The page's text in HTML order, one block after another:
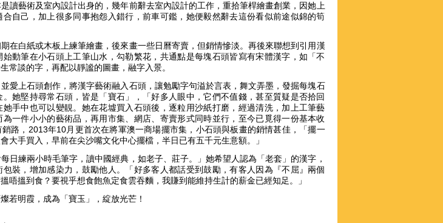
讀藝術及室內設計出身的，幾年前辭去室內設計的工作，重拾筆桿繪畫創業，因她上
自己，加上很多同事抱怨入錯行，前車可鑑，她便毅然辭去這份看似前途似錦的筍
在白紙或木板上練筆繪畫，後來畫一些日曆寄賣，但銷情慘淡。再後來聯想到引用漢
動筆在小石頭上工筆山水，勾勒繁花，共通點是每塊石頭皆寫有宋體漢字，如「不
常談的字，再配以靜謐的圖畫，融字入景。
愛上石頭創作，將漢字藝術融入石頭，讓勉勵字句溢於言表，舞文弄墨，發掘每塊石
她堅持尋常石頭，皆是「寶石」，「好多人眼中，它們不值錢，甚至質疑是否拾回
手中也可以變靚。她在花墟買入石頭後，逐粒用沙紙打磨，經過清洗，加上工筆藝
一件小小的藝術品，再用市集、網店、寄賣形式同時並行，至今已覓得一份基本收
路，2013年10月更首次在將軍澳一商場擺市集，小石頭與板畫的銷情甚佳，「擺一
大手買入，早前在尖沙嘴文化中心擺檔，半日已有五千元生意額。」
日練兩小時毛筆字，讀中國經典，如老子、莊子。」她希望人認為「老套」的漢字，
裝，增加感染力，鼓勵他人。「好多客人都話受到鼓勵，有客人因為『不屈』兩個
唔搵到食？要視乎想食飽魚定食雲吞麵，我賺到能維持生計的薪金已經知足。」
若明霞，成為「寶玉」，綻放光芒！